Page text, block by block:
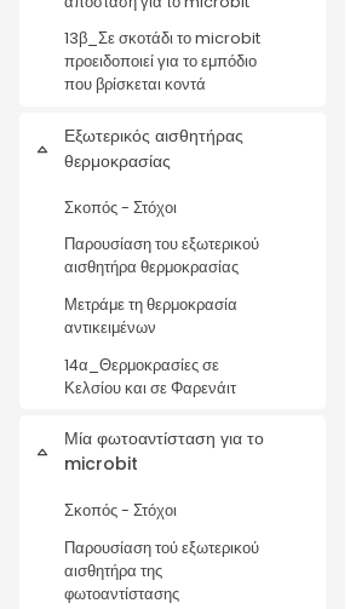
13β_Σε σκοτάδι το microbit
προειδοποιεί για το εμπόδιο
που βρίσκεται κοντά
Σύμπτυξη
Εξωτερικός αισθητήρας
θερμοκρασίας
Σκοπός - Στόχοι
Παρουσίαση του εξωτερικού
αισθητήρα θερμοκρασίας
Μετράμε τη θερμοκρασία
αντικειμένων
14α_Θερμοκρασίες σε
Κελσίου και σε Φαρενάιτ
Σύμπτυξη
Μία φωτοαντίσταση για το
microbit
Σκοπός - Στόχοι
Παρουσίαση τού εξωτερικού
αισθητήρα της
φωτοαντίστασης